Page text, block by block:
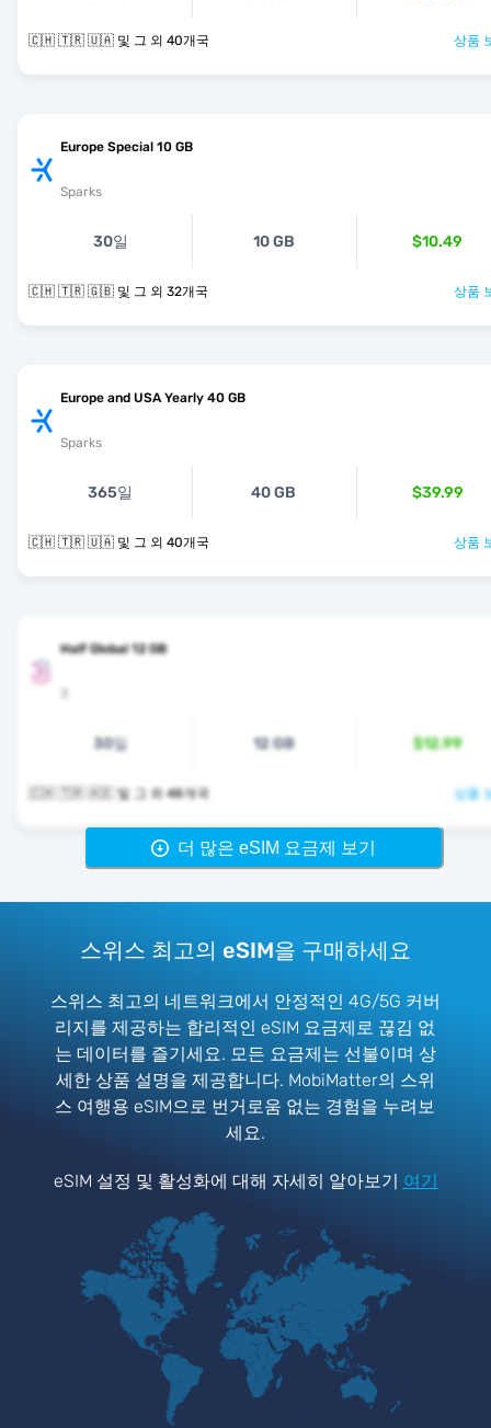
🇨🇭 🇹🇷 🇺🇦 및 그 외 40개국 상품
Europe Special 10 GB
Sparks
30일 10 GB $10.49
🇨🇭 🇹🇷 🇬🇧 및 그 외 32개국 상품
Europe and USA Yearly 40 GB
Sparks
365일 40 GB $39.99
🇨🇭 🇹🇷 🇺🇦 및 그 외 40개국 상품
Half Global 12 GB
30일 12 GB $12.99
🇨🇭 🇹🇷 🇦🇪 및 그 외 48개국 상품
더 많은 eSIM 요금제 보기
스위스 최고의 eSIM을 구매하세요
스위스 최고의 네트워크에서 안정적인 4G/5G 커버
리지를 제공하는 합리적인 eSIM 요금제로 끊김 없
는 데이터를 즐기세요. 모든 요금제는 선불이며 상
세한 상품 설명을 제공합니다. MobiMatter의 스위
스 여행용 eSIM으로 번거로움 없는 경험을 누려보
세요.
eSIM 설정 및 활성화에 대해 자세히 알아보기 여기